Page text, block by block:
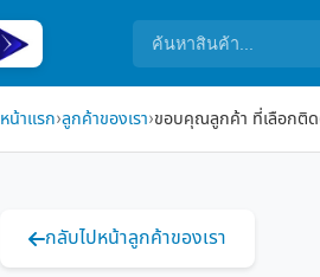
หน้าแรก›ลูกค้าของเรา›ขอบคุณลูกค้า ที่เลือกติด
กลับไปหน้าลูกค้าของเรา